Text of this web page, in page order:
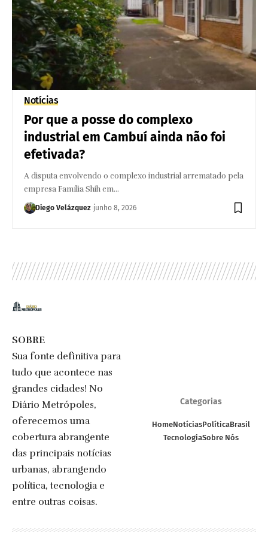
Notícias
Por que a posse do complexo
industrial em Cambuí ainda não foi
efetivada?
A disputa envolvendo o complexo industrial arrematado pela
empresa Família Shih em…
Diego Velázquez junho 8, 2026
SOBRE
Sua fonte definitiva para
tudo que acontece nas
grandes cidades! No
Diário Metrópoles,
oferecemos uma
cobertura abrangente
das principais notícias
urbanas, abrangendo
política, tecnologia e
entre outras coisas.
Categorias
HomeNotíciasPolíticaBrasil
TecnologiaSobre Nós